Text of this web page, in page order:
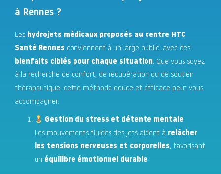
à Rennes ?
Les hydrojets médicaux proposés au centre HTC
Santé Rennes conviennent à un large public, avec des
bienfaits ciblés pour chaque situation. Que vous soyez
à la recherche de confort, de récupération ou de soutien
thérapeutique, cette méthode douce et efficace peut vous
accompagner.
Gestion du stress et détente mentale
Les mouvements fluides des jets aident à relâcher
les tensions nerveuses et corporelles, favorisant
un équilibre émotionnel durable.